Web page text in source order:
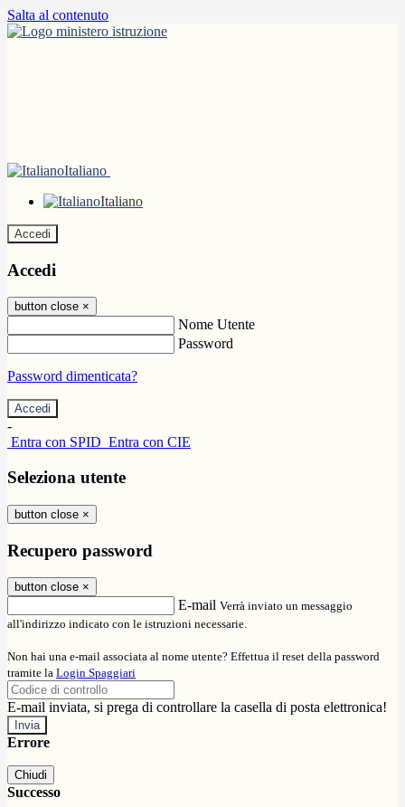
Salta al contenuto
Italiano
Italiano
Accedi
Accedi
button close ×
Nome Utente
Password
Password dimenticata?
-
Entra con SPID Entra con CIE
Seleziona utente
button close ×
Recupero password
button close ×
E-mail Verrà inviato un messaggio
all'indirizzo indicato con le istruzioni necessarie.
Non hai una e-mail associata al nome utente? Effettua il reset della password
tramite la Login Spaggiari
E-mail inviata, si prega di controllare la casella di posta elettronica!
Errore
Chiudi
Successo